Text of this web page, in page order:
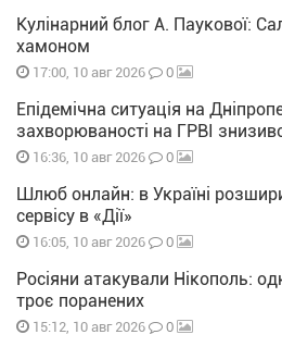
Кулінарний блог А. Паукової:
хамоном
17:00, 10 авг 2026 0
Епідемічна ситуація на
захворюваності на ГРВІ
16:36, 10 авг 2026 0
Шлюб онлайн: в Україні
сервісу в «Дії»
16:05, 10 авг 2026 0
Росіяни атакували Нікополь:
троє поранених
15:12, 10 авг 2026 0